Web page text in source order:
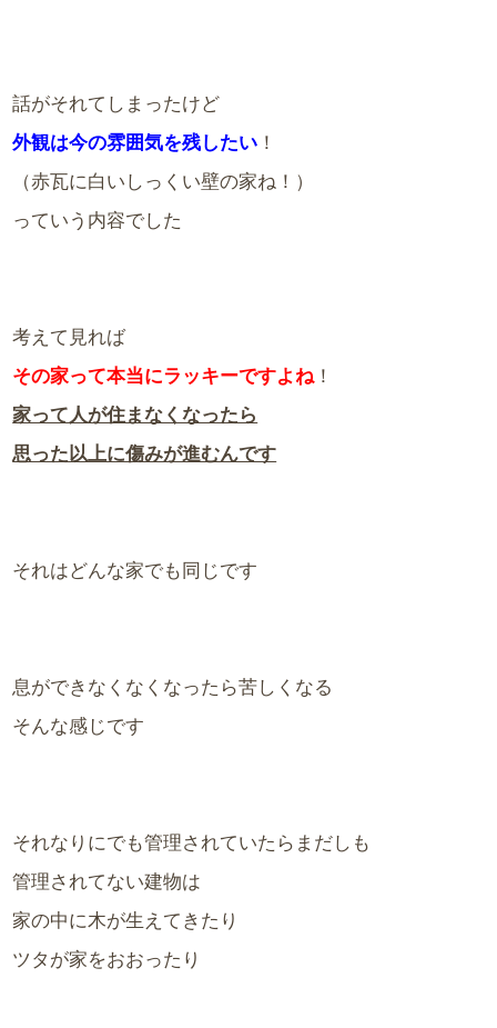
話がそれてしまったけど
外観は今の雰囲気を残したい ！
（赤瓦に白いしっくい壁の家ね！）
っていう内容でした
考えて見れば
その家って本当にラッキーですよね！
家って人が住まなくなったら
思った以上に傷みが進むんです
それはどんな家でも同じです
息ができなくなくなったら苦しくなる
そんな感じです
それなりにでも管理されていたらまだしも
管理されてない建物は
家の中に木が生えてきたり
ツタが家をおおったり